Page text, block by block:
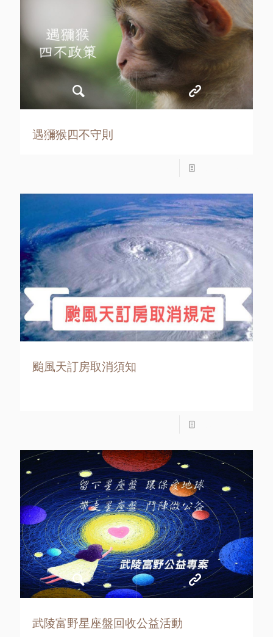
遇獼猴四不守則
颱風天訂房取消須知
武陵富野星座盤回收公益活動